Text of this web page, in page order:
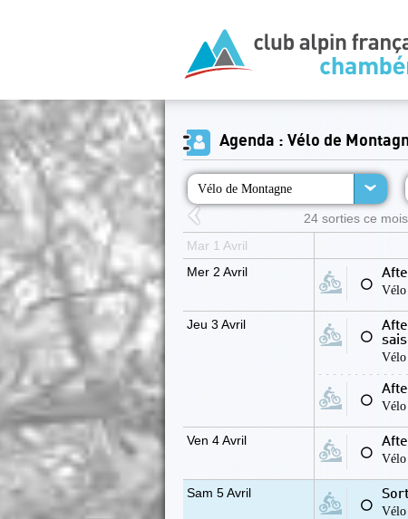
Agenda : Vélo de
Vélo de Montagne
24 sorties ce
Mar 1 Avril
Mer 2 Avril
⚪
Vélo
Jeu 3 Avril
⚪
Vélo
⚪
Vélo
Ven 4 Avril
⚪
Vélo
Sam 5 Avril
⚪
Vélo